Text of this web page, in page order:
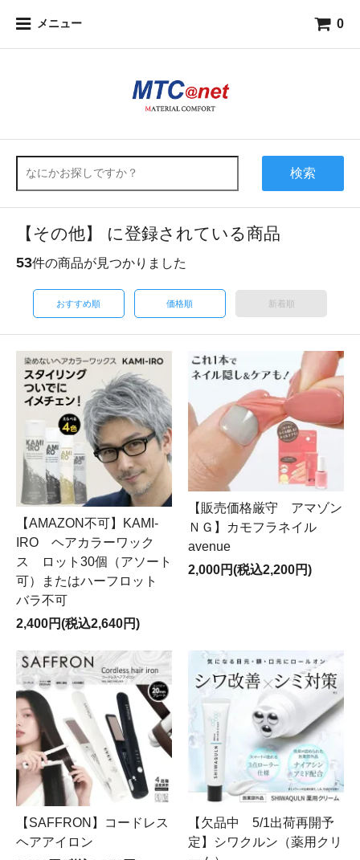
メニュー 0
検索
【その他】 に登録されている商品
53件の商品が見つかりました
おすすめ順 価格順 新着順
【AMAZON不可】KAMI-
IRO ヘアカラーワック
ス ロット30個（アソート
可）またはハーフロット
バラ不可
2,400円(税込2,640円)
【販売価格厳守 アマゾン
ＮＧ】カモフラネイル
avenue
2,000円(税込2,200円)
【SAFFRON】コードレス
ヘアアイロン
【欠品中 5/1出荷再開予
定】シワクルン（薬用クリ